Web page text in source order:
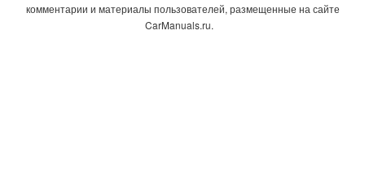
комментарии и материалы пользователей, размещенные на сайте
CarManuals.ru.